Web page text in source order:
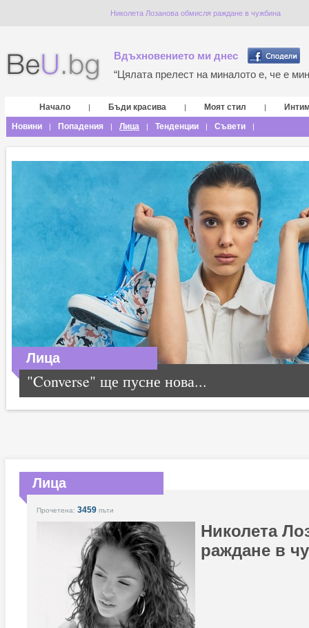
Николета Лозанова обмисля раждане в чужбина
Вдъхновението ми днес
“Цялата прелест на миналото е, че е
Начало | Бъди красива | Моят стил |
Новини
| Попадения | Лица | Тенденции | Съвети |
Лица
"Converse" ще пусне нова...
Лица
Прочетена: 3459 пъти
Николета
раждане в